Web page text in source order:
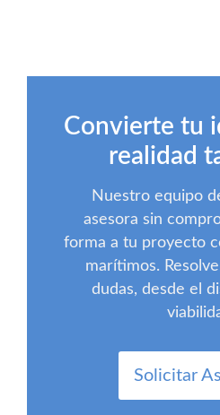
Convierte tu
realidad
Nuestro equipo
asesora sin
forma a tu proyecto
marítimos.
dudas, desde el
Solicitar